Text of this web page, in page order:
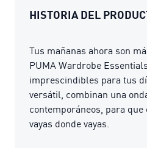
HISTORIA DEL
Tus mañanas ahora son
PUMA Wardrobe
imprescindibles para tus
versátil, combinan una
contemporáneos, para que
vayas donde vayas.